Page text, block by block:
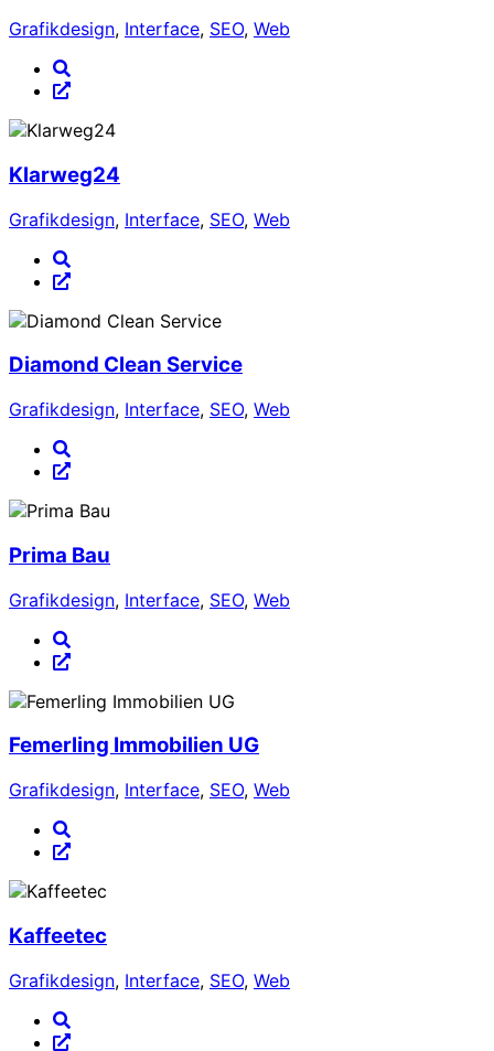
Grafikdesign, Interface, SEO, Web
Klarweg24
Grafikdesign, Interface, SEO, Web
Diamond Clean Service
Grafikdesign, Interface, SEO, Web
Prima Bau
Grafikdesign, Interface, SEO, Web
Femerling Immobilien UG
Grafikdesign, Interface, SEO, Web
Kaffeetec
Grafikdesign, Interface, SEO, Web